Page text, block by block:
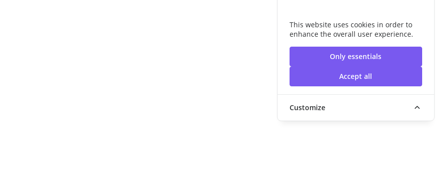
This website uses cookies in order to
enhance the overall user experience.
Only essentials
Accept all
Customize